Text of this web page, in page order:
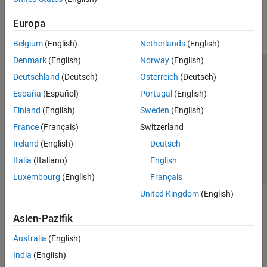
Europa
Belgium (English)
Denmark (English)
Deutschland (Deutsch)
España (Español)
Finland (English)
France (Français)
Ireland (English)
Italia (Italiano)
Luxembourg (English)
Netherlands(English)
Norway(English)
Österreich (Deutsch)
Portugal (English)
Sweden (English)
Switzerland
Deutsch
English
Français
United Kingdom(English)
Asien-Pazifik
Australia (English)
India (English)
Trust Center Handelsmarken
Datenschutz-Richtlinien
Datendiebstahl verhindern
Status von Anwendungen
© 1994-2026 The MathWorks, Inc.